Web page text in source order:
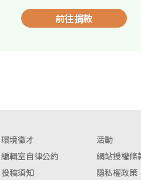
前往捐款
環境徵才 活動
編輯室自律公約
網站授權條
投稿須知
隱私權政策